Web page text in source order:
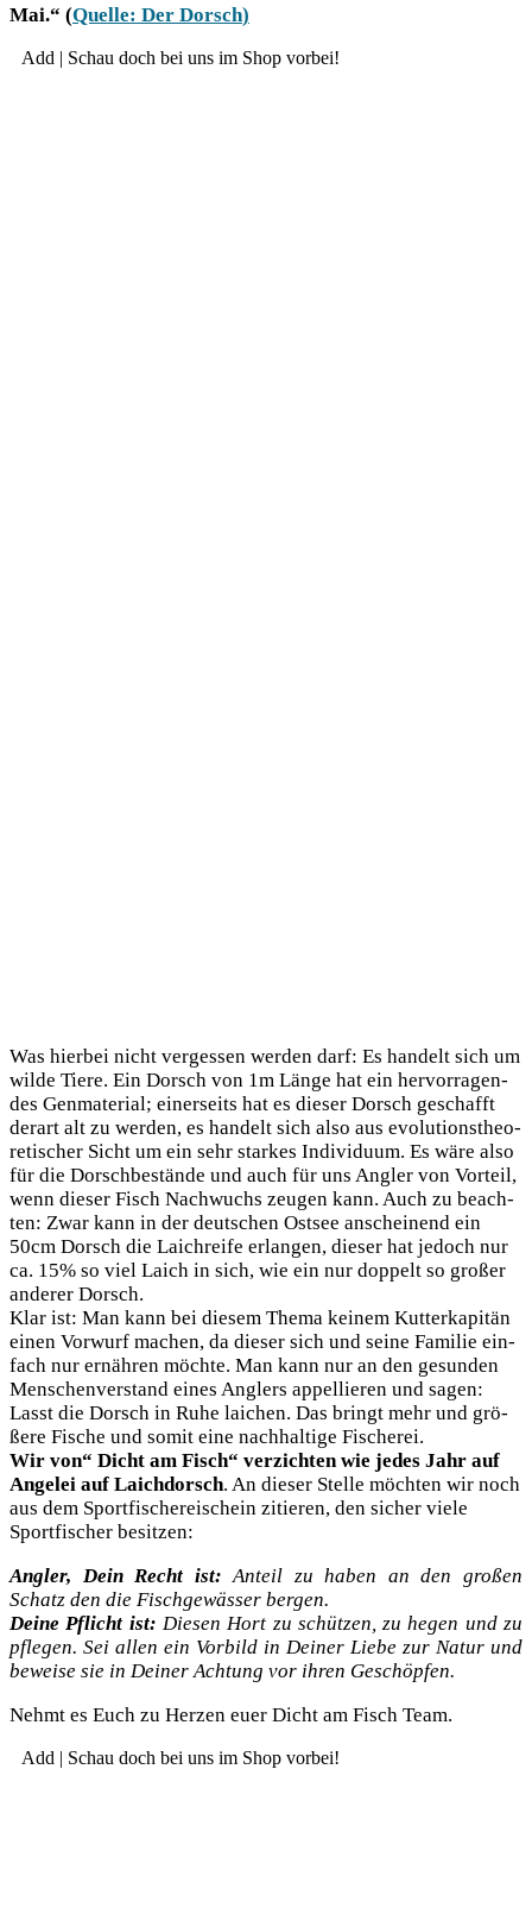
Mai.“ (Quel­le: Der Dorsch)
Add | Schau doch bei uns im Shop vorbei!
Was hier­bei nicht ver­ges­sen wer­den darf: Es han­delt sich um
wil­de Tie­re. Ein Dorsch von 1m Län­ge hat ein her­vor­ra­gen­
des Gen­ma­te­ri­al; einer­seits hat es die­ser Dorsch geschafft
der­art alt zu wer­den, es han­delt sich also aus evo­lu­ti­ons­theo­
re­ti­scher Sicht um ein sehr star­kes Indi­vi­du­um. Es wäre also
für die Dorsch­be­stän­de und auch für uns Ang­ler von Vor­teil,
wenn die­ser Fisch Nach­wuchs zeu­gen kann. Auch zu beach­
ten: Zwar kann in der deut­schen Ost­see anschei­nend ein
50cm Dorsch die Laich­rei­fe erlan­gen, die­ser hat jedoch nur
ca. 15% so viel Laich in sich, wie ein nur dop­pelt so gro­ßer
ande­rer Dorsch.
Klar ist: Man kann bei die­sem The­ma kei­nem Kut­ter­ka­pi­tän
einen Vor­wurf machen, da die­ser sich und sei­ne Fami­lie ein­
fach nur ernäh­ren möch­te. Man kann nur an den gesun­den
Men­schen­ver­stand eines Ang­lers appel­lie­ren und sagen:
Lasst die Dorsch in Ruhe lai­chen. Das bringt mehr und grö­
ße­re Fische und somit eine nach­hal­ti­ge Fischerei.
Wir von“ Dicht am Fisch“ ver­zich­ten wie jedes Jahr auf
Ange­lei auf Laich­dorsch. An die­ser Stel­le möch­ten wir noch
aus dem Sport­fi­sche­rei­schein zitie­ren, den sicher vie­le
Sport­fi­scher besitzen:
Ang­ler, Dein Recht ist:Anteil zu haben an den gro­ßen
Schatz den die Fisch­ge­wäs­ser bergen.
Dei­ne Pflicht ist: Die­sen Hort zu schüt­zen, zu hegen und zu
pfle­gen. Sei allen ein Vor­bild in Dei­ner Lie­be zur Natur und
bewei­se sie in Dei­ner Ach­tung vor ihren Geschöpfen.
Nehmt es Euch zu Her­zen euer Dicht am Fisch Team.
Add | Schau doch bei uns im Shop vorbei!